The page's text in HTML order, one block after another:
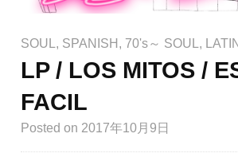
SOUL , SPANISH , 70's～ SOUL , LATIN
LP / LOS MITOS /
FACIL
Posted on 2017年10月9日